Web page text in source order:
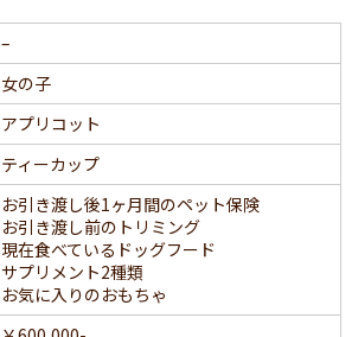
–
女の子
アプリコット
ティーカップ
お引き渡し後1ヶ月間のペット保険
お引き渡し前のトリミング
現在食べているドッグフード
サプリメント2種類
お気に入りのおもちゃ